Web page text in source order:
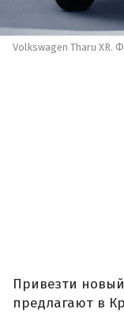
Volkswagen Tharu XR.
Привезти
предлагают в